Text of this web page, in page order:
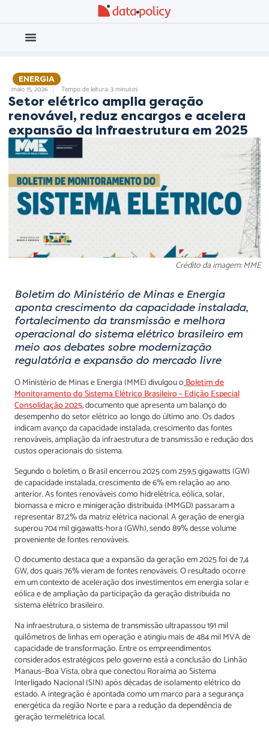
ENERGIA
maio 15, 2026 Tempo de leitura: 3 minutos
Setor elétrico amplia geração
renovável, reduz encargos e acelera
expansão da infraestrutura em 2025
Crédito da imagem: MME
Boletim do Ministério de Minas e Energia
aponta crescimento da capacidade instalada,
fortalecimento da transmissão e melhora
operacional do sistema elétrico brasileiro em
meio aos debates sobre modernização
regulatória e expansão do mercado livre
O Ministério de Minas e Energia (MME) divulgou oBoletim de
Monitoramento do Sistema Elétrico Brasileiro – Edição Especial
Consolidação 2025, documento que apresenta um balanço do
desempenho do setor elétrico ao longo do último ano. Os dados
indicam avanço da capacidade instalada, crescimento das fontes
renováveis, ampliação da infraestrutura de transmissão e redução dos
custos operacionais do sistema.
Segundo o boletim, o Brasil encerrou 2025 com 259,5 gigawatts (GW)
de capacidade instalada, crescimento de 6% em relação ao ano
anterior. As fontes renováveis como hidrelétrica, eólica, solar,
biomassa e micro e minigeração distribuída (MMGD) passaram a
representar 87,2% da matriz elétrica nacional. A geração de energia
superou 704 mil gigawatts-hora (GWh), sendo 89% desse volume
proveniente de fontes renováveis.
O documento destaca que a expansão da geração em 2025 foi de 7,4
GW, dos quais 76% vieram de fontes renováveis. O resultado ocorre
em um contexto de aceleração dos investimentos em energia solar e
eólica e de ampliação da participação da geração distribuída no
sistema elétrico brasileiro.
Na infraestrutura, o sistema de transmissão ultrapassou 191 mil
quilômetros de linhas em operação e atingiu mais de 484 mil MVA de
capacidade de transformação. Entre os empreendimentos
considerados estratégicos pelo governo está a conclusão do Linhão
Manaus–Boa Vista, obra que conectou Roraima ao Sistema
Interligado Nacional (SIN) após décadas de isolamento elétrico do
estado. A integração é apontada como um marco para a segurança
energética da região Norte e para a redução da dependência de
geração termelétrica local.